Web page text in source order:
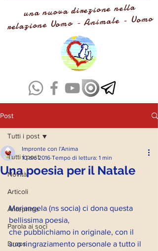
una nuova direzione nella
relazione Uomo - Animale - Uomo
Post
Tutti i post
Novità
Articoli
Anteprima
Parola ai soci
Drops
Tutti i post
Una poesia per il Natale
Impronte con l'Anima
10 dic 2016 Tempo di lettura: 1 min
Mariangela (ns socia) ci dona questa
bellissima poesia,
che pubblichiamo in originale, con il
suo ringraziamento personale a tutto il